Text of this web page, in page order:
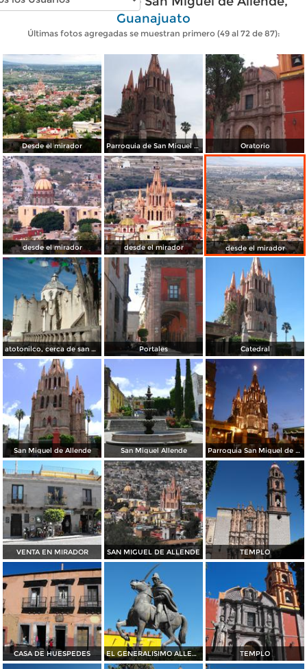
Guanajuato
Últimas fotos agregadas se muestran primero (49 al 72 de 87):
Desde el mirador Parroquia de San Miguel Arcangel Oratorio
desde el mirador desde el mirador desde el mirador
atotonilco, cerca de san miguel de allende Portales Catedral
San Miguel de Allende San Miguel Allende Parroquia San Miguel de Allende
VENTA EN MIRADOR SAN MIGUEL DE ALLENDE TEMPLO
CASA DE HUESPEDES EL GENERALISIMO ALLENDE TEMPLO